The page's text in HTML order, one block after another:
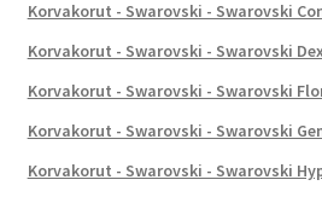
Korvakorut - Swarovski - Swarovski
Korvakorut - Swarovski - Swarovski
Korvakorut - Swarovski - Swarovski
Korvakorut - Swarovski - Swarovski
Korvakorut - Swarovski - Swarovski